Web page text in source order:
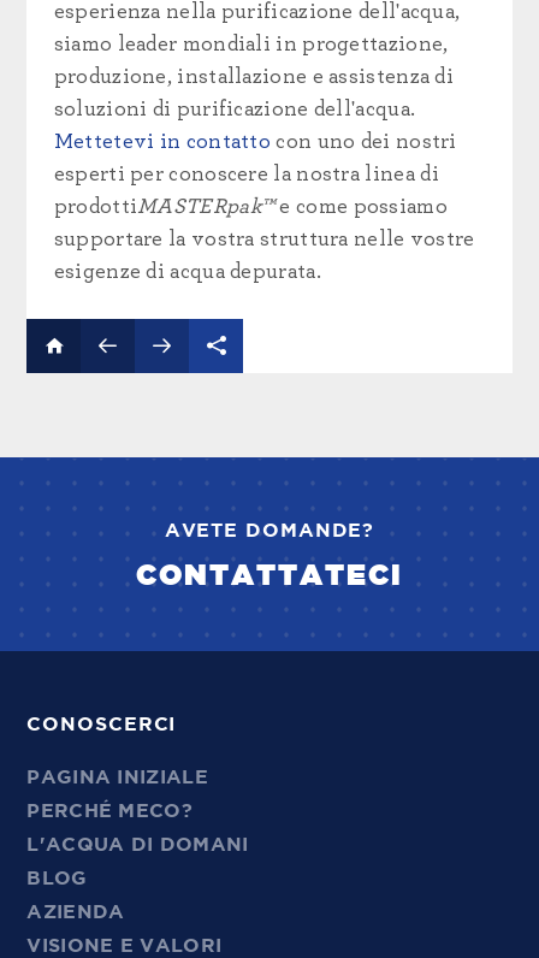
esperienza nella purificazione dell'acqua,
siamo leader mondiali in progettazione,
produzione, installazione e assistenza di
soluzioni di purificazione dell'acqua.
Mettetevi in contatto con uno dei nostri
esperti per conoscere la nostra linea di
prodottiMASTERpak™e come possiamo
supportare la vostra struttura nelle vostre
esigenze di acqua depurata.
AVETE DOMANDE?
CONTATTATECI
CONOSCERCI
PAGINA INIZIALE
PERCHÉ MECO?
L'ACQUA DI DOMANI
BLOG
AZIENDA
VISIONE E VALORI